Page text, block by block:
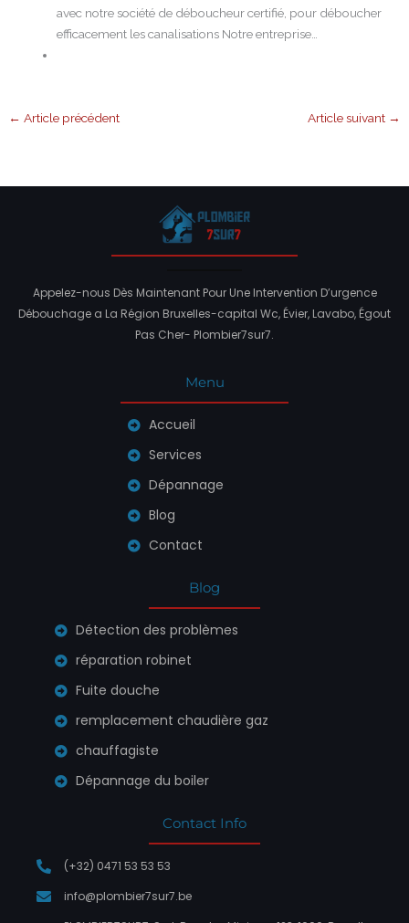
avec notre société de déboucheur certifié, pour déboucher
efficacement les canalisations Notre entreprise…
← Article précédent Article suivant →
Appelez-nous Dès Maintenant Pour Une Intervention D’urgence
Débouchage a La Région Bruxelles-capital Wc, Évier, Lavabo, Égout
Pas Cher- Plombier7sur7.
Menu
Accueil
Services
Dépannage
Blog
Contact
Blog
Détection des problèmes
réparation robinet
Fuite douche
remplacement chaudière gaz
chauffagiste
Dépannage du boiler
Contact Info
(+32) 0471 53 53 53
info@plombier7sur7.be